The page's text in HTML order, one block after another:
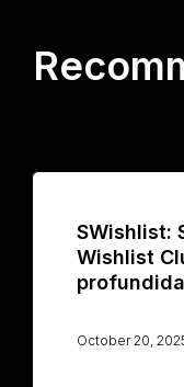
SWishlist:
Wishlist
October 20,